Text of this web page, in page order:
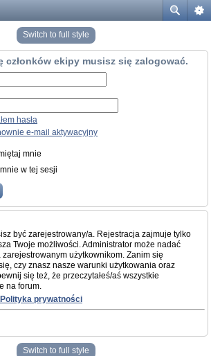
Switch to full style
członków ekipy musisz się zalogować.
hasła
e-mail aktywacyjny
mnie
w tej sesji
być zarejestrowany/a. Rejestracja zajmuje tylko
Twoje możliwości. Administrator może nadać
użytkownikom. Zanim się
czy znasz nasze warunki użytkowania oraz
się też, że przeczytałeś/aś wszystkie
na forum.
Polityka prywatności
Switch to full style